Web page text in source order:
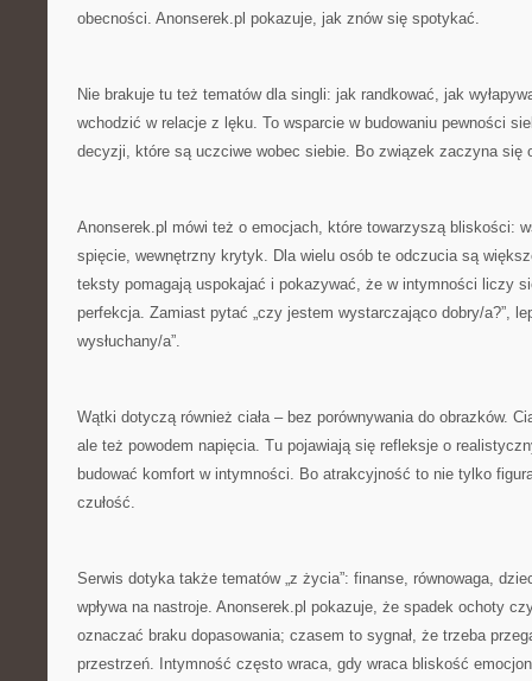
obecności. Anonserek.pl pokazuje, jak znów się spotykać.
Nie brakuje tu też tematów dla singli: jak randkować, jak
wchodzić w relacje z lęku. To wsparcie w budowaniu pewności
decyzji, które są uczciwe wobec siebie. Bo związek zaczyna się
Anonserek.pl mówi też o emocjach, które towarzyszą bliskości:
spięcie, wewnętrzny krytyk. Dla wielu osób te odczucia są
teksty pomagają uspokajać i pokazywać, że w intymności liczy
perfekcja. Zamiast pytać „czy jestem wystarczająco dobry/a?”,
wysłuchany/a”.
Wątki dotyczą również ciała – bez porównywania do obrazków.
ale też powodem napięcia. Tu pojawiają się refleksje o
budować komfort w intymności. Bo atrakcyjność to nie tylko
czułość.
Serwis dotyka także tematów „z życia”: finanse, równowaga,
wpływa na nastroje. Anonserek.pl pokazuje, że spadek ochoty
oznaczać braku dopasowania; czasem to sygnał, że trzeba
przestrzeń. Intymność często wraca, gdy wraca bliskość